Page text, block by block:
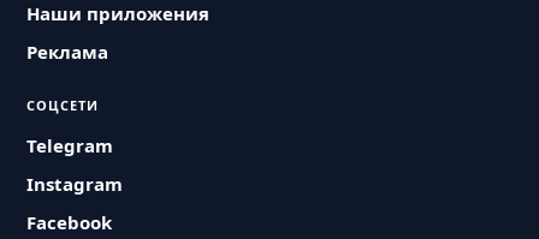
Наши приложения
Реклама
СОЦСЕТИ
Telegram
Instagram
Facebook